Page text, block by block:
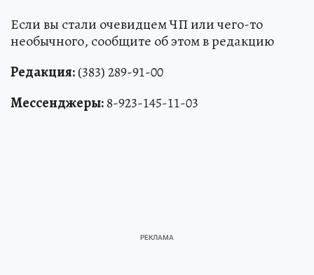
Если вы стали очевидцем ЧП или чего-то
необычного, сообщите об этом в редакцию
Редакция:(383) 289-91-00
Мессенджеры:8-923-145-11-03